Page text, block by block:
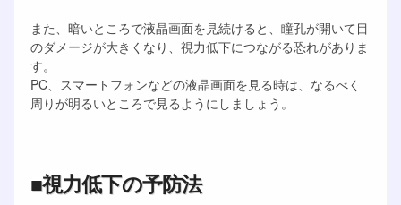
また、暗いところで液晶画面を見続けると、瞳孔が開いて目
のダメージが大きくなり、視力低下につながる恐れがありま
す。
PC、スマートフォンなどの液晶画面を見る時は、なるべく
周りが明るいところで見るようにしましょう。
■視力低下の予防法